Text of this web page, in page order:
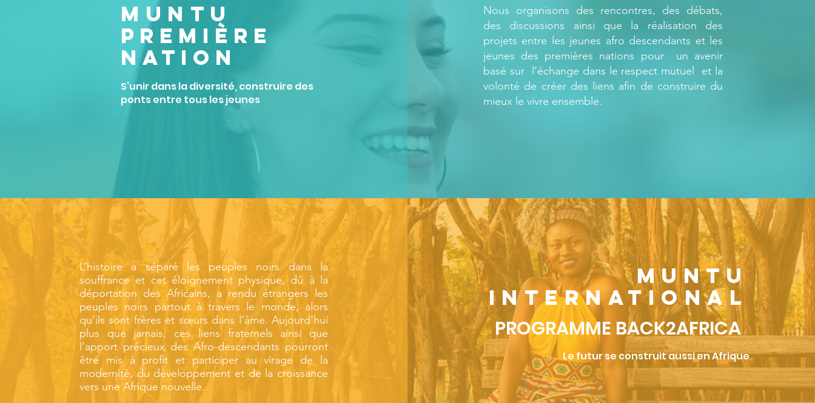
MUNTU
PREMIÈRE
NATION
S’unir dans la diversité, construire des
ponts entre tous les jeunes
Nous organisons des rencontres, des débats,
des discussions ainsi que la réalisation des
projets entre les jeunes afro descendants et les
jeunes des premières nations pour un avenir
basé sur l’échange dans le respect mutuel et la
volonté de créer des liens afin de construire du
mieux le vivre ensemble.
L’histoire a séparé les peuples noirs dans la
souffrance et cet éloignement physique, dû à la
déportation des Africains, a rendu étrangers les
peuples noirs partout à travers le monde, alors
qu’ils sont frères et sœurs dans l’âme. Aujourd’hui
plus que jamais, ces liens fraternels ainsi que
l’apport précieux des Afro-descendants pourront
être mis à profit et participer au virage de la
modernité, du développement et de la croissance
vers une Afrique nouvelle.
MUNTU
INTERNATIONAL
PROGRAMME BACK2AFRICA
Le futur se construit aussi en Afrique